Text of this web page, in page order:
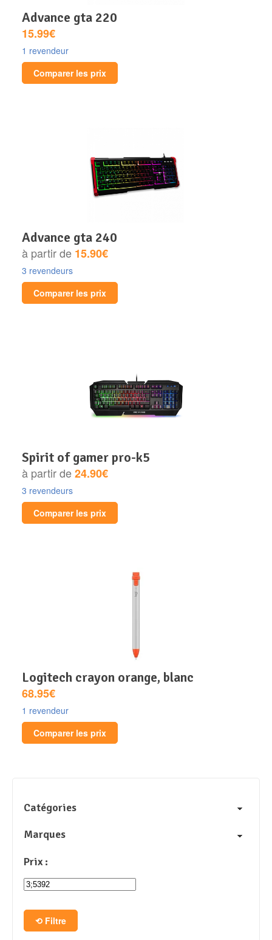
advance gta 220
15.99€
1 revendeur
Comparer les prix
advance gta 240
à partir de 15.90€
3 revendeurs
Comparer les prix
spirit of gamer pro-k5
à partir de24.90€
3 revendeurs
Comparer les prix
logitech crayon orange, blanc
68.95€
1 revendeur
Comparer les prix
Catégories
Marques
Prix :
Filtre